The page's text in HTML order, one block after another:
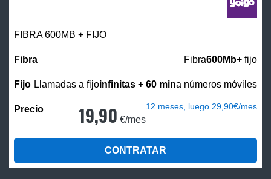
FIBRA 600MB + FIJO
Fibra600Mb+ fijo
Llamadas a fijoinfinitas + 60 mina números móviles
19,90 €/mes
12 meses, luego 29,90€/mes
CONTRATAR